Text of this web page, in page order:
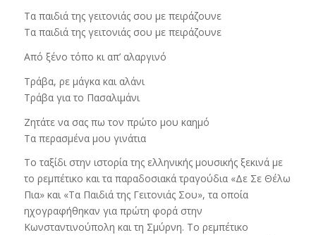
Τα παιδιά της γειτονιάς σου με πειράζουνε
Τα παιδιά της γειτονιάς σου με πειράζουνε
Από ξένο τόπο κι απ’ αλαργινό
Τράβα, ρε μάγκα και αλάνι
Τράβα για το Πασαλιμάνι
Ζητάτε να σας πω τον πρώτο μου καημό
Τα περασμένα μου γινάτια
Το ταξίδι στην ιστορία της ελληνικής μουσικής ξεκινά με
το ρεμπέτικο και τα παραδοσιακά τραγούδια «Δε Σε Θέλω
Πια» και «Τα Παιδιά της Γειτονιάς Σου», τα οποία
ηχογραφήθηκαν για πρώτη φορά στην
Κωνσταντινούπολη και τη Σμύρνη. Το ρεμπέτικο